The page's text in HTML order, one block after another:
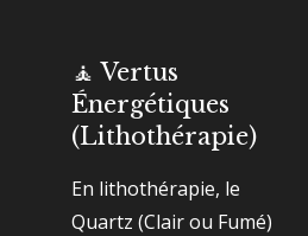
🧘 Vertus
Énergétiques
(Lithothérapie)
En lithothérapie, le
Quartz (Clair ou Fumé)